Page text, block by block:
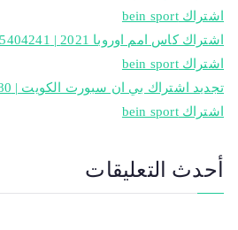
اشتراك bein sport
اشتراك bein sport
اشتراك bein sport
أحدث التعليقات